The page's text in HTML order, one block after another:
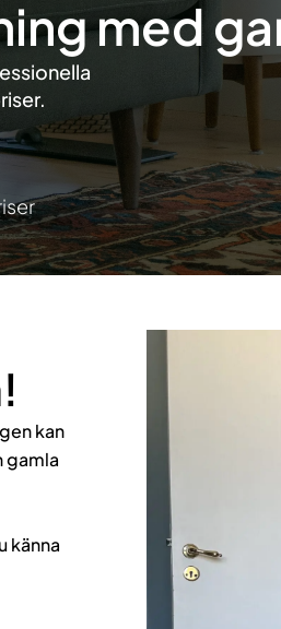
med
kan
gamla
känna